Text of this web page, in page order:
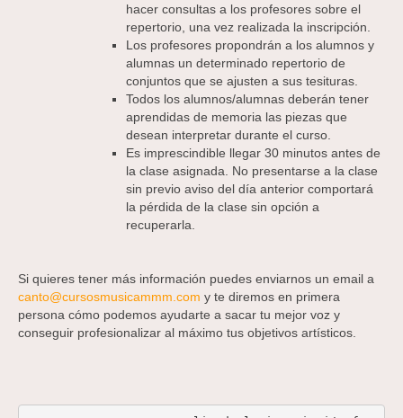
hacer consultas a los profesores sobre el
repertorio, una vez realizada la inscripción.
Los profesores propondrán a los alumnos y
alumnas un determinado repertorio de
conjuntos que se ajusten a sus tesituras.
Todos los alumnos/alumnas deberán tener
aprendidas de memoria las piezas que
desean interpretar durante el curso.
Es imprescindible llegar 30 minutos antes de
la clase asignada. No presentarse a la clase
sin previo aviso del día anterior comportará
la pérdida de la clase sin opción a
recuperarla.
Si quieres tener más información puedes enviarnos un email a
canto@cursosmusicammm.com y te diremos en primera
persona cómo podemos ayudarte a sacar tu mejor voz y
conseguir profesionalizar al máximo tus objetivos artísticos.